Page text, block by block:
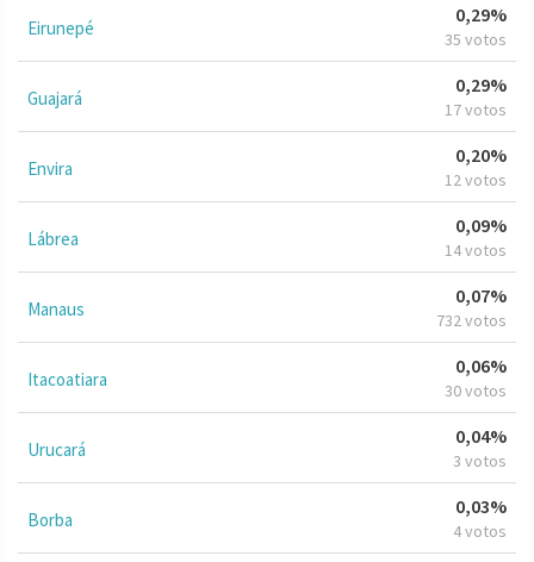
Eirunepé
0,29%
35 votos
Guajará
0,29%
17 votos
Envira
0,20%
12 votos
Lábrea
0,09%
14 votos
Manaus
0,07%
732 votos
Itacoatiara
0,06%
30 votos
Urucará
0,04%
3 votos
Borba
0,03%
4 votos